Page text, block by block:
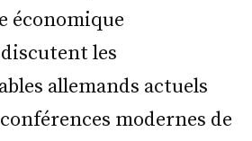
économique
les
allemands actuels
modernes de